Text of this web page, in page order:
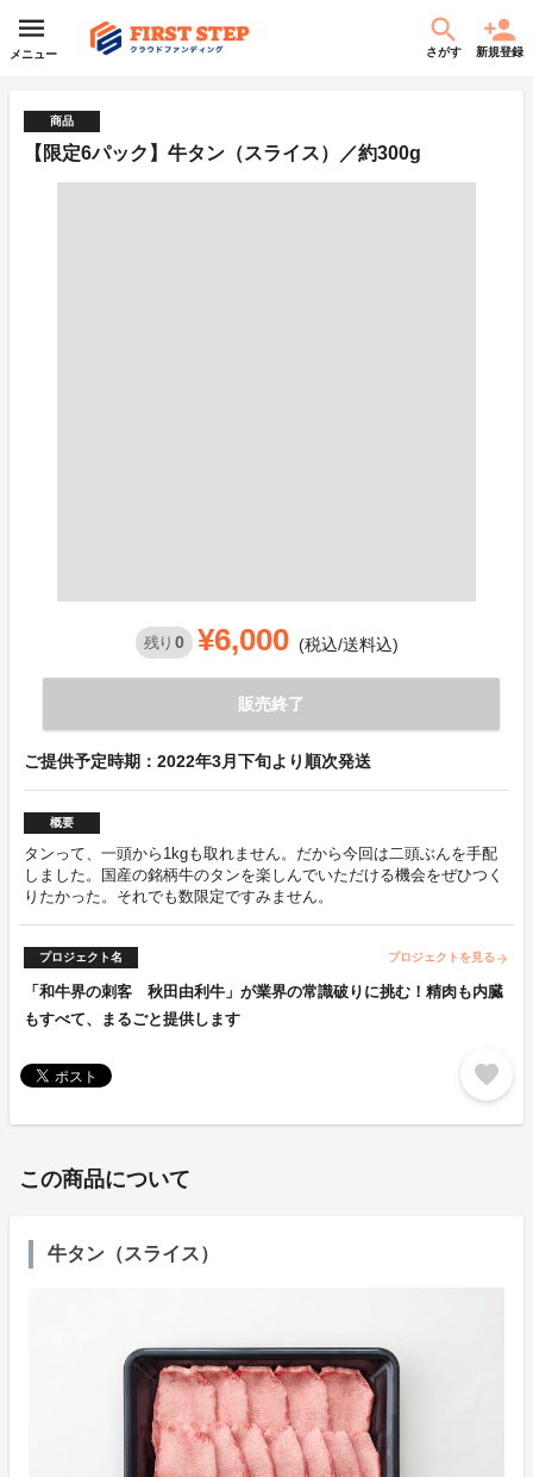
メニュー さがす 新規登録
商品
【限定6パック】牛タン（スライス）／約300g
残り 0 ¥6,000 (税込/送料込)
販売終了
ご提供予定時期：2022年3月下旬より順次発送
概要
タンって、一頭から1kgも取れません。だから今回は二頭ぶんを手配
しました。国産の銘柄牛のタンを楽しんでいただける機会をぜひつく
りたかった。それでも数限定ですみません。
プロジェクト名 プロジェクトを見る arrow_forward
「和牛界の刺客 秋田由利牛」が業界の常識破りに挑む！精肉も内臓
もすべて、まるごと提供します
favorite
この商品について
牛タン（スライス）